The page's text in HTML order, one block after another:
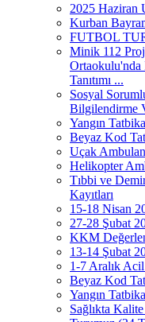
2025 Haziran
Kurban
FUTBOL
Minik 112
Ortaokulu'nda
Tanıtımı ...
Sosyal
Bilgilendirme
Yangın
Beyaz Kod
Uçak
Helikopter
Tıbbi ve
Kayıtları
15-18 Nisan
27-28 Şubat
KKM
13-14 Şubat
1-7 Aralık
Beyaz Kod
Yangın
Sağlıkta